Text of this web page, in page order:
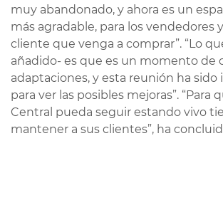
muy abandonado, y ahora es un
más agradable, para los vendedores
cliente que venga a comprar”. “Lo
añadido- es que es un momento de
adaptaciones, y esta reunión ha
para ver las posibles mejoras”. “Para
Central pueda seguir estando vivo
mantener a sus clientes”, ha